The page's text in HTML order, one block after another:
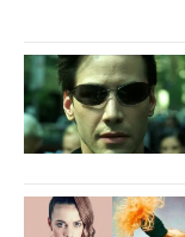
,
6
s
e
c
n